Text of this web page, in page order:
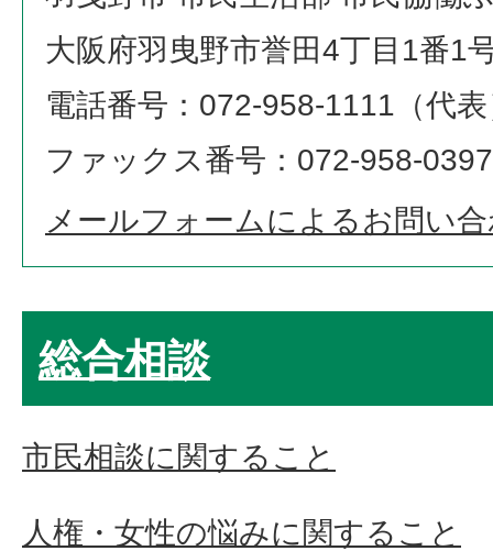
大阪府羽曳野市誉田4丁目1番1
電話番号：072-958-1111（代
ファックス番号：072-958-0397
メールフォームによるお問い
総合相談
市民相談に関すること
人権・女性の悩みに関すること